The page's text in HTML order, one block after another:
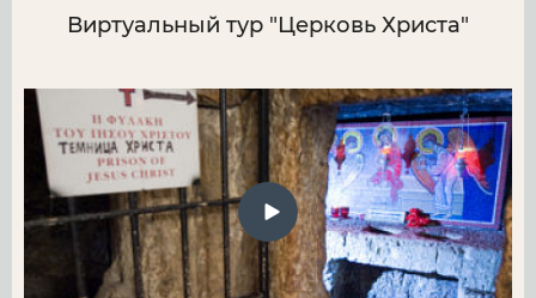
Виртуальный тур "Церковь Христа"